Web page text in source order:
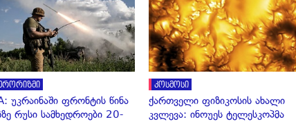
გადახედვა
უკრაინაში ფრონტის წინა
რუსი სამხედროები 20-
კოსმოსი
ქართველი ფიზიკოსის ახალი
კვლევა: ინოუეს ტელესკოპმა